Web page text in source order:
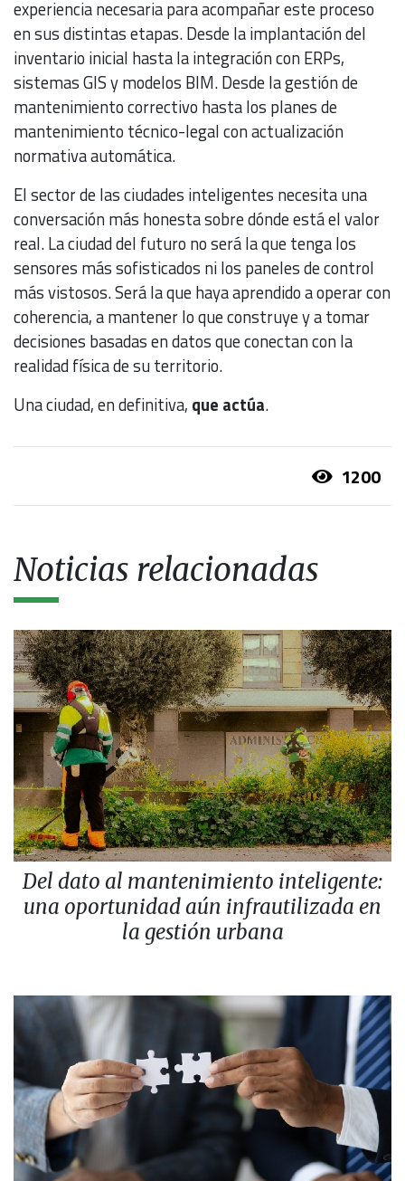
experiencia necesaria para acompañar este proceso
en sus distintas etapas. Desde la implantación del
inventario inicial hasta la integración con ERPs,
sistemas GIS y modelos BIM. Desde la gestión de
mantenimiento correctivo hasta los planes de
mantenimiento técnico-legal con actualización
normativa automática.
El sector de las ciudades inteligentes necesita una
conversación más honesta sobre dónde está el valor
real. La ciudad del futuro no será la que tenga los
sensores más sofisticados ni los paneles de control
más vistosos. Será la que haya aprendido a operar con
coherencia, a mantener lo que construye y a tomar
decisiones basadas en datos que conectan con la
realidad física de su territorio.
Una ciudad, en definitiva, que actúa.
1200
Noticias relacionadas
Del dato al mantenimiento inteligente:
una oportunidad aún infrautilizada en
la gestión urbana